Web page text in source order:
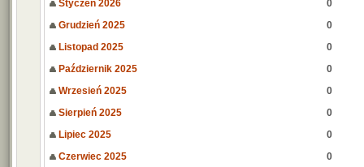
Styczeń 2026
0
Grudzień 2025
0
Listopad 2025
0
Październik 2025
0
Wrzesień 2025
0
Sierpień 2025
0
Lipiec 2025
0
Czerwiec 2025
0